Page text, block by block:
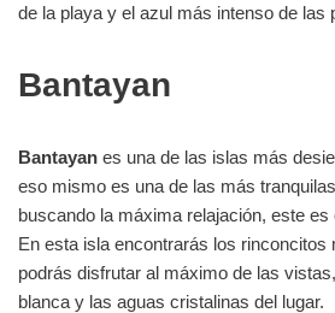
de la playa y el azul más intenso de las
Bantayan
Bantayan es una de las islas más
eso mismo es una de las más
buscando la máxima relajación, este es
En esta isla encontrarás los rinconcitos
podrás disfrutar al máximo de las
blanca y las aguas cristalinas del lugar.